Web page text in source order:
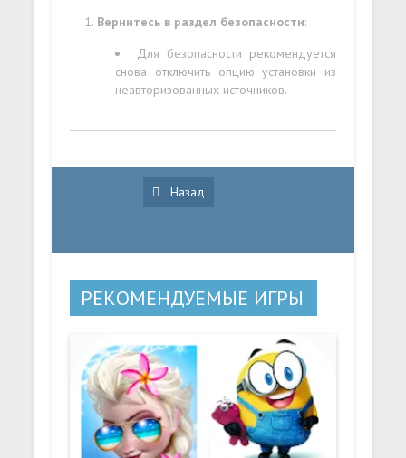
Вернитесь в раздел безопасности:
Для безопасности рекомендуется
снова отключить опцию установки из
неавторизованных источников.
Назад
РЕКОМЕНДУЕМЫЕ ИГРЫ